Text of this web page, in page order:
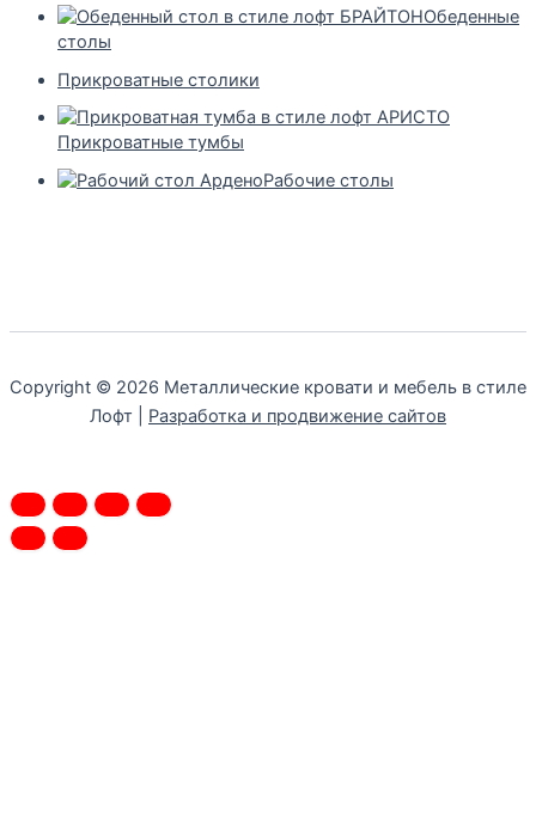
Обеденные
столы
Прикроватные столики
Прикроватные тумбы
Рабочие столы
Copyright © 2026 Металлические кровати и мебель в стиле
Лофт | Разработка и продвижение сайтов